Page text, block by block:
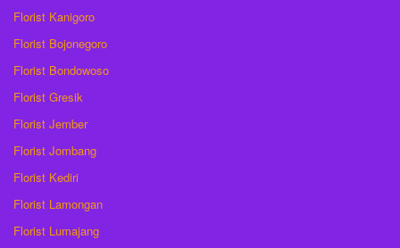
Florist Kanigoro
Florist Bojonegoro
Florist Bondowoso
Florist Gresik
Florist Jember
Florist Jombang
Florist Kediri
Florist Lamongan
Florist Lumajang